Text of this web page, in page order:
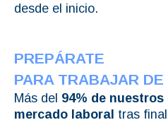
desde el inicio.
PREPÁRATE
PARA TRABAJAR DE
Más del 94% de
mercado laboral tras